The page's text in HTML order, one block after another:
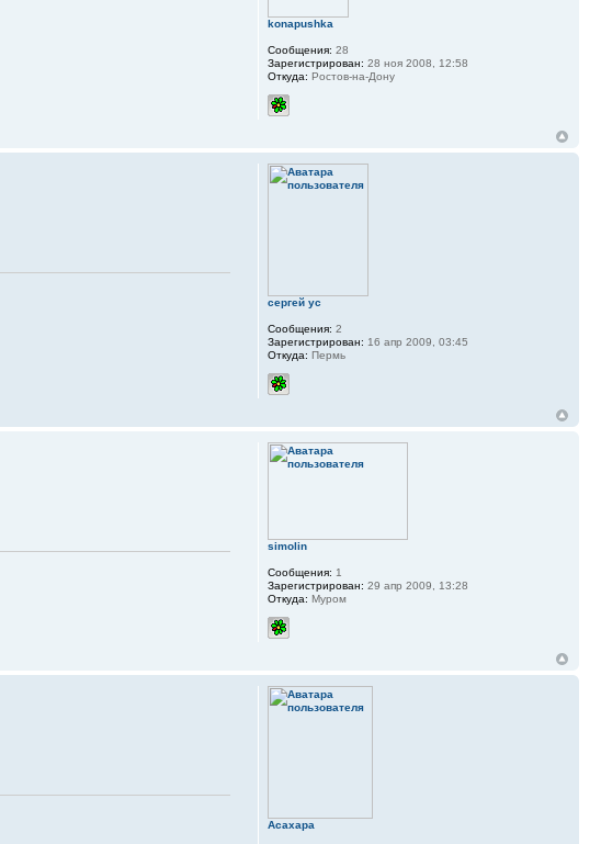
konapushka
Сообщения: 28
Зарегистрирован: 28 ноя 2008, 12:58
Откуда: Ростов-на-Дону
сергей ус
Сообщения: 2
Зарегистрирован: 16 апр 2009, 03:45
Откуда: Пермь
simolin
Сообщения: 1
Зарегистрирован: 29 апр 2009, 13:28
Откуда: Муром
Асахара